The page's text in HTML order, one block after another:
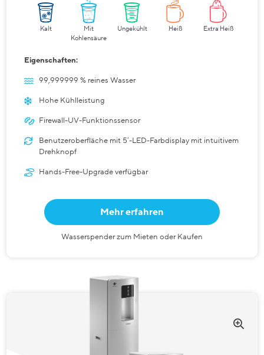
Kalt
Mit
Kohlensäure
Ungekühlt Heiß Extra Heiß
Eigenschaften:
99,999999 % reines Wasser
Hohe Kühlleistung
Firewall-UV-Funktionssensor
Benutzeroberfläche mit 5‘-LED-Farbdisplay mit intuitivem
Drehknopf
Hands-Free-Upgrade verfügbar
Mehr erfahren
Wasserspender zum Mieten oder Kaufen